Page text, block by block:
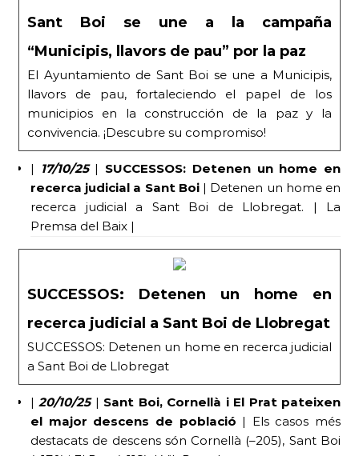
Sant Boi se une a la campaña
“Municipis, llavors de pau” por la paz
El Ayuntamiento de Sant Boi se une a Municipis,
llavors de pau, fortaleciendo el papel de los
municipios en la construcción de la paz y la
convivencia. ¡Descubre su compromiso!
| 17/10/25| SUCCESSOS: Detenen un home en
recerca judicial a Sant Boi| Detenen un home en
recerca judicial a Sant Boi de Llobregat. | La
Premsa del Baix |
SUCCESSOS: Detenen un home en
recerca judicial a Sant Boi de Llobregat
SUCCESSOS: Detenen un home en recerca judicial
a Sant Boi de Llobregat
|20/10/25| Sant Boi, Cornellà i El Prat pateixen
el major descens de població | Els casos més
destacats de descens són Cornellà (–205), Sant Boi